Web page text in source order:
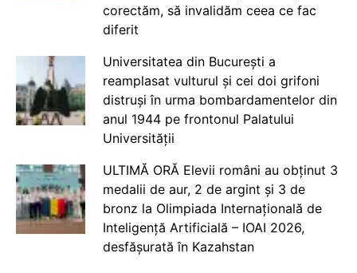
corectăm, să invalidăm ceea ce fac
diferit
Universitatea din București a
reamplasat vulturul și cei doi grifoni
distruși în urma bombardamentelor din
anul 1944 pe frontonul Palatului
Universității
ULTIMĂ ORĂ Elevii români au obținut 3
medalii de aur, 2 de argint și 3 de
bronz la Olimpiada Internațională de
Inteligență Artificială – IOAI 2026,
desfășurată în Kazahstan